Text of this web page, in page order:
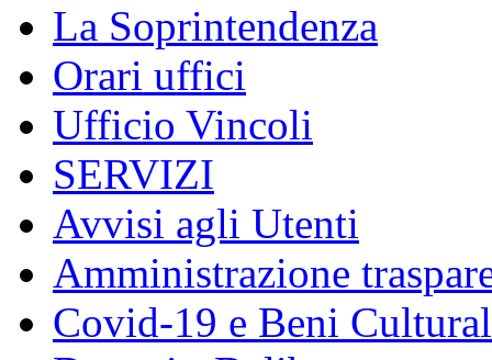
La Soprintendenza
Orari uffici
Ufficio Vincoli
SERVIZI
Avvisi agli Utenti
Amministrazione
Covid-19 e Beni